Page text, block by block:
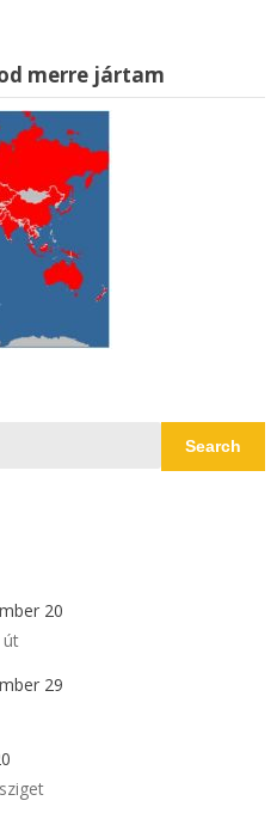
merre jártam
Search
20
út
29